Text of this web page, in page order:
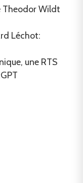
Theodor Wildt
Léchot:
une RTS